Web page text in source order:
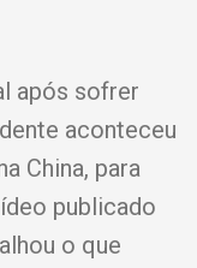
após sofrer
aconteceu
China, para
publicado
o que